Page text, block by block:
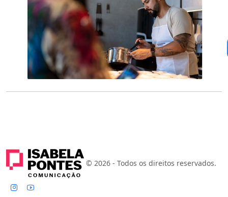
© 2026 - Todos os direitos reservados.